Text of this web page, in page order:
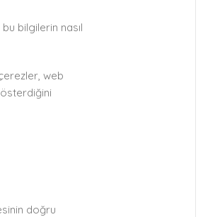
bilgilerin nasıl
web
doğru